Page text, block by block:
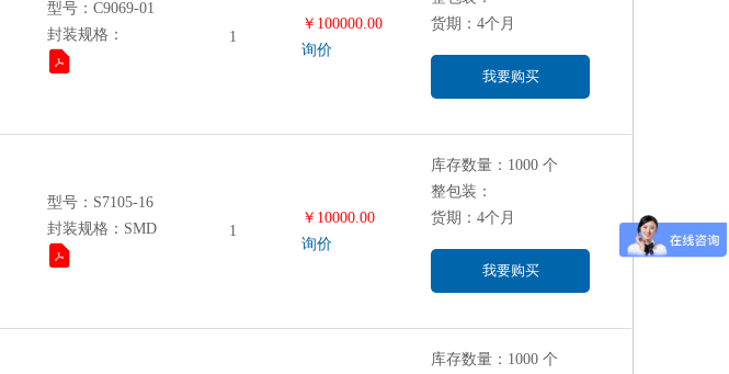
型号：C9069-01
封装规格：
1
￥100000.00
询价
货期：4个月
我要购买
型号：S7105-16
封装规格：SMD
1
￥10000.00
询价
库存数量：1000 个
整包装：
货期：4个月
我要购买
库存数量：1000 个